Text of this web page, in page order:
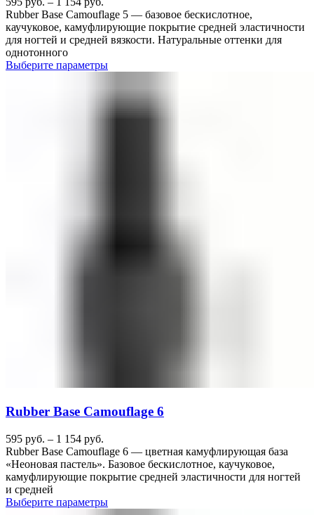
Rubber Base Camouflage 5 — базовое бескислотное,
каучуковое, камуфлирующие покрытие средней эластичности
для ногтей и средней вязкости. Натуральные оттенки для
однотонного
Выберите параметры
Rubber Base Camouflage 6
595 руб. – 1 154 руб.
Rubber Base Camouflage 6 — цветная камуфлирующая база
«Неоновая пастель». Базовое бескислотное, каучуковое,
камуфлирующие покрытие средней эластичности для ногтей
и средней
Выберите параметры